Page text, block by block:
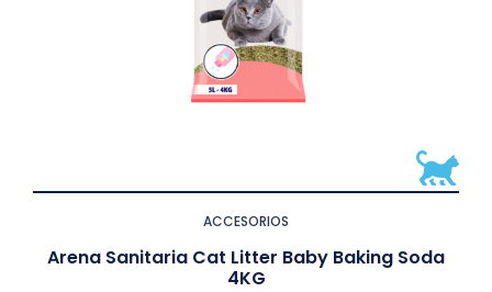
ACCESORIOS
Arena Sanitaria Cat Litter Baby Baking Soda
4KG